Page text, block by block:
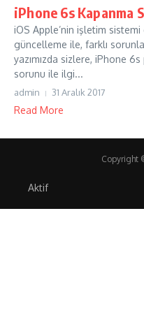
iPhone 6s Kapanma
iOS Apple’nin işletim
güncelleme ile, farklı
yazımızda sizlere, iPhone
sorunu ile ilgi...
admin 31 Aralık 2017
Read More
Copyright
Aktif